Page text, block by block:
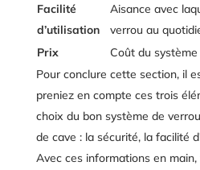
Facilité
d’utilisation
Aisance avec
verrou au
Prix
Coût du
Pour conclure cette section, il
preniez en compte ces trois
choix du bon système de
de cave : la sécurité, la facilité
Avec ces informations en